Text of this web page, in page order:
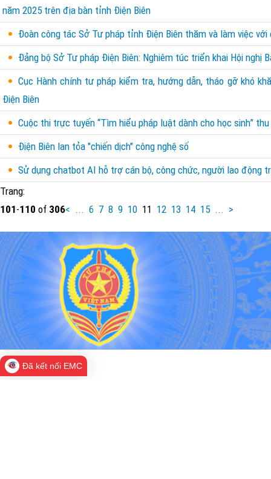
năm 2025 trên địa bàn tỉnh Điện Biên
Đoàn công tác Sở Tư pháp tỉnh Điện Biên thăm và làm việc
Đảng bộ Sở Tư pháp Điện Biên: Nghiêm túc triển khai Hội nghị
Cục Hành chính tư pháp kiểm tra, hướng dẫn, tháo gỡ khó
Điện Biên
Cuộc thi trực tuyến “Tìm hiểu pháp luật dành cho học sinh”
Điện Biên lan tỏa "chiến dịch" công nghệ số
Sử dụng chatbot AI hỗ trợ cán bộ, công chức, người lao động
Trang:
101-110 of 306< ... 6 7 8 9 10 11 12 13 14 15 ... >
Đã kết nối EMC